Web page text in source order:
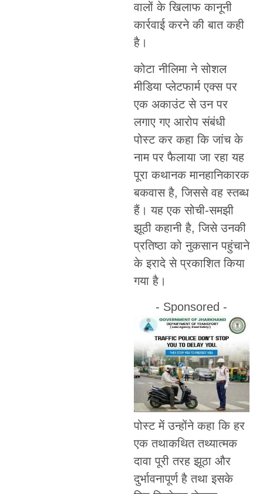
वालों के खिलाफ कानूनी
कार्रवाई करने की बात कही
है।
कोटा नीलिमा ने सोशल
मीडिया प्लेटफार्म एक्स पर
एक अकाउंट से उन पर
लगाए गए आरोप संबंधी
पोस्ट कर कहा कि जांच के
नाम पर फैलाया जा रहा यह
पूरा कथानक मानहानिकारक
बकवास है, जिससे वह स्तब्ध
हैं। यह एक सोची-समझी
झूठी कहानी है, जिसे उनकी
प्रतिष्ठा को नुकसान पहुंचाने
के इरादे से प्रकाशित किया
गया है।
- Sponsored -
पोस्ट में उन्होंने कहा कि हर
एक तथाकथित तथ्यात्मक
दावा पूरी तरह झूठा और
दुर्भावनापूर्ण है तथा इसके